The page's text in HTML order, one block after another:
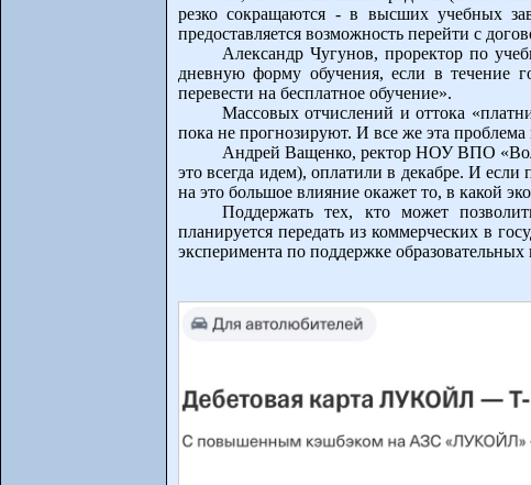
резко сокращаются - в высших учебных
предоставляется возможность перейти с
Александр Чугунов, проректор по
дневную форму обучения, если в течение
перевести на бесплатное обучение».
Массовых отчислений и оттока
пока не прогнозируют. И все же эта
Андрей Ващенко, ректор НОУ ВПО
это всегда идем), оплатили в декабре. И
на это большое влияние окажет то, в какой
Поддержать тех, кто может
планируется передать из коммерческих в
эксперимента по поддержке